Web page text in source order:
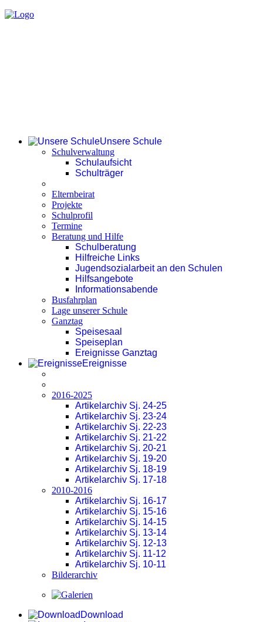
Unsere Schule
Schulverwaltung
Schulaufsicht
Schulträger
Elternbeirat
Projekte
Schulprofil
Termine
Beratung und Hilfe
Schulberatung
Hilfreiche Links
Jugendsozialarbeit an den Schulen
Hilfsangebote
Informationsabende
Busfahrplan
Lage unserer Schule
Ganztag
Speisesaal
Speiseplan
Ereignisse Ganztag
Ereignisse
2016-2025
Artikelarchiv Sj. 24-25
Artikelarchiv Sj. 23-24
Artikelarchiv Sj. 22-23
Artikelarchiv Sj. 21-22
Artikelarchiv Sj. 20-21
Artikelarchiv Sj. 19-20
Artikelarchiv Sj. 18-19
Artikelarchiv Sj. 17-18
2010-2016
Artikelarchiv Sj. 16-17
Artikelarchiv Sj. 15-16
Artikelarchiv Sj. 14-15
Artikelarchiv Sj. 13-14
Artikelarchiv Sj. 12-13
Artikelarchiv Sj. 11-12
Artikelarchiv Sj. 10-11
Bilderarchiv
Download